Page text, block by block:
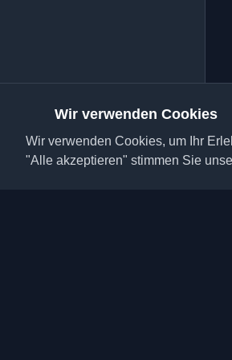
Wir verwenden Cookies
Wir verwenden Cookies, um Ihr
"Alle akzeptieren" stimmen Sie